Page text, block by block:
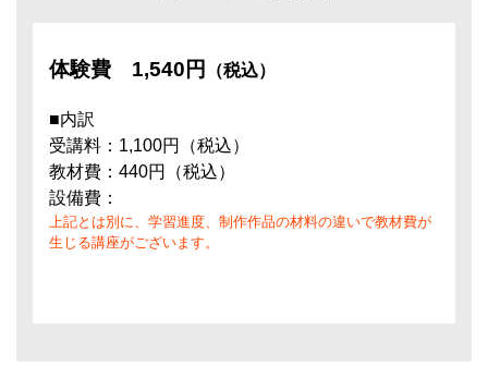
体験費 1,540円 （税込）
■内訳
受講料：1,100円（税込）
教材費：440円（税込）
設備費：
上記とは別に、学習進度、制作作品の材料の違いで教材費が
生じる講座がございます。